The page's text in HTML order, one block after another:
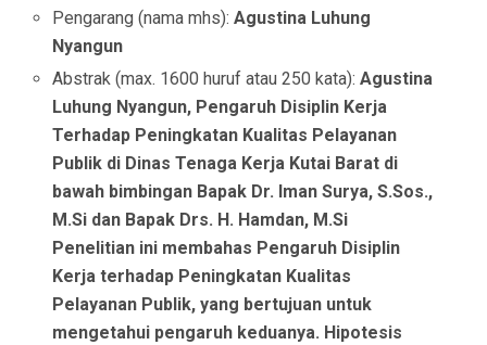
Pengarang (nama mhs):Agustina Luhung
Nyangun
Abstrak (max. 1600 huruf atau 250 kata):Agustina
Luhung Nyangun, Pengaruh Disiplin Kerja
Terhadap Peningkatan Kualitas Pelayanan
Publik di Dinas Tenaga Kerja Kutai Barat di
bawah bimbingan Bapak Dr. Iman Surya, S.Sos.,
M.Si dan Bapak Drs. H. Hamdan, M.Si
Penelitian ini membahas Pengaruh Disiplin
Kerja terhadap Peningkatan Kualitas
Pelayanan Publik, yang bertujuan untuk
mengetahui pengaruh keduanya. Hipotesis